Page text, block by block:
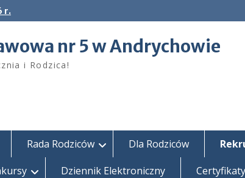
r.
nr 5 w Andrychowie
i Rodzica!
Rada Rodziców Dla Rodziców
Dziennik Elektroniczny
Certyfikaty